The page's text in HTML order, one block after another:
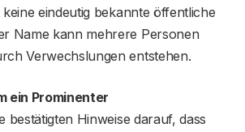
eindeutig bekannte öffentliche
Name kann mehrere Personen
Verwechslungen entstehen.
ein Prominenter
bestätigten Hinweise darauf, dass